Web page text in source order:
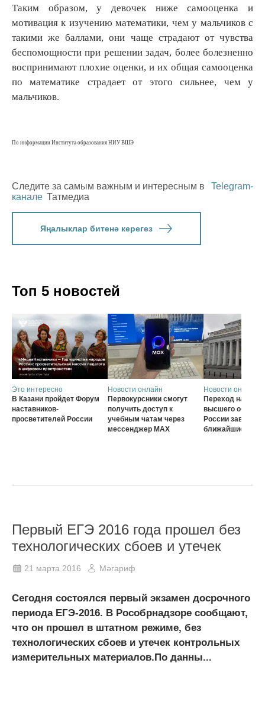
Таким образом, у девочек ниже самооценка и
мотивация к изучению математики, чем у мальчиков с
такими же баллами, они чаще страдают от чувства
беспомощности при решении задач, более болезненно
воспринимают плохие оценки, и их общая самооценка
по математике страдает от этого сильнее, чем у
мальчиков.
По информации Института образования НИУ ВШЭ
Следите за самым важным и интересным в
Telegram-
канале Татмедиа
Яңалыклар битенә керегез
Топ 5 новостей
Это интересно
В Казани пройдет Форум
наставников-
просветителей России
Новости онлайн
Первокурсники смогут
получить доступ к
учебным чатам через
мессенджер MAX
Новости онлайн
Переход на
высшего
России
ближайшие три
Первый ЕГЭ 2016 года прошел без
технологических сбоев и утечек
21 марта 2016 Мәгариф
Сегодня состоялся первый экзамен досрочного
периода ЕГЭ-2016. В Рособрнадзоре сообщают,
что он прошел в штатном режиме, без
технологических сбоев и утечек контрольных
измерительных материалов.По данны...